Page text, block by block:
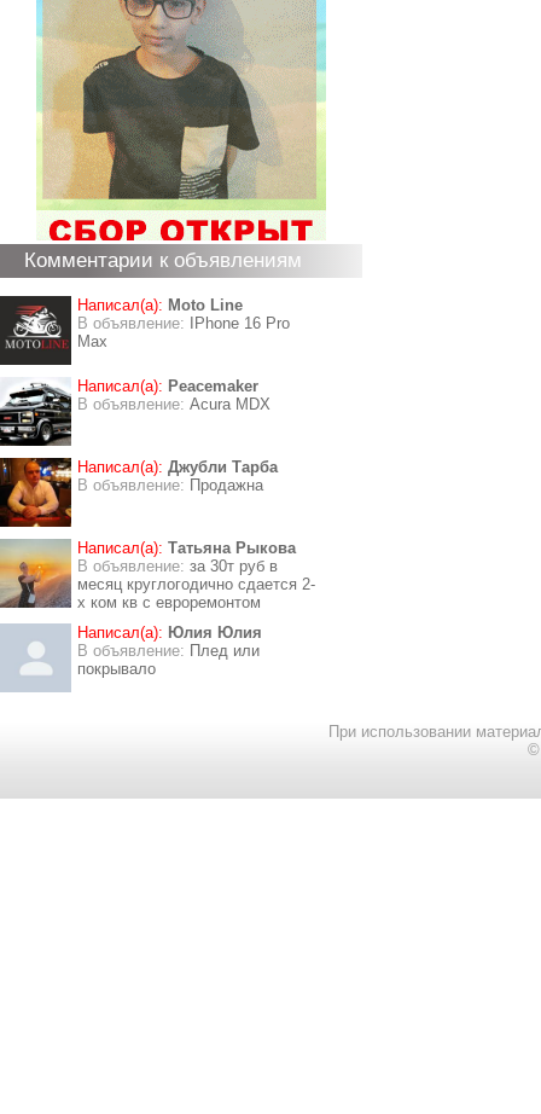
Комментарии к объявлениям
Написал(а): Moto Line
В объявление:
IPhone 16 Pro
Max
Написал(а): Peacemaker
В объявление: Acura MDX
Написал(а): Джубли Тарба
В объявление: Продажна
Написал(а): Татьяна Рыкова
В объявление: за 30т руб в
месяц круглогодично сдается 2-
х ком кв с евроремонтом
Написал(а): Юлия Юлия
В объявление: Плед или
покрывало
При использовании